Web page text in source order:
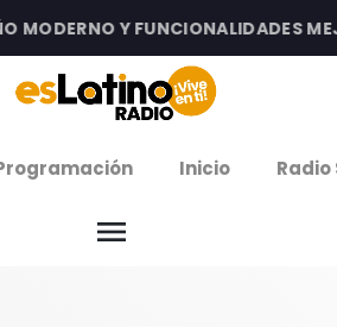
Y FUNCIONALIDADES
Inicio
menu